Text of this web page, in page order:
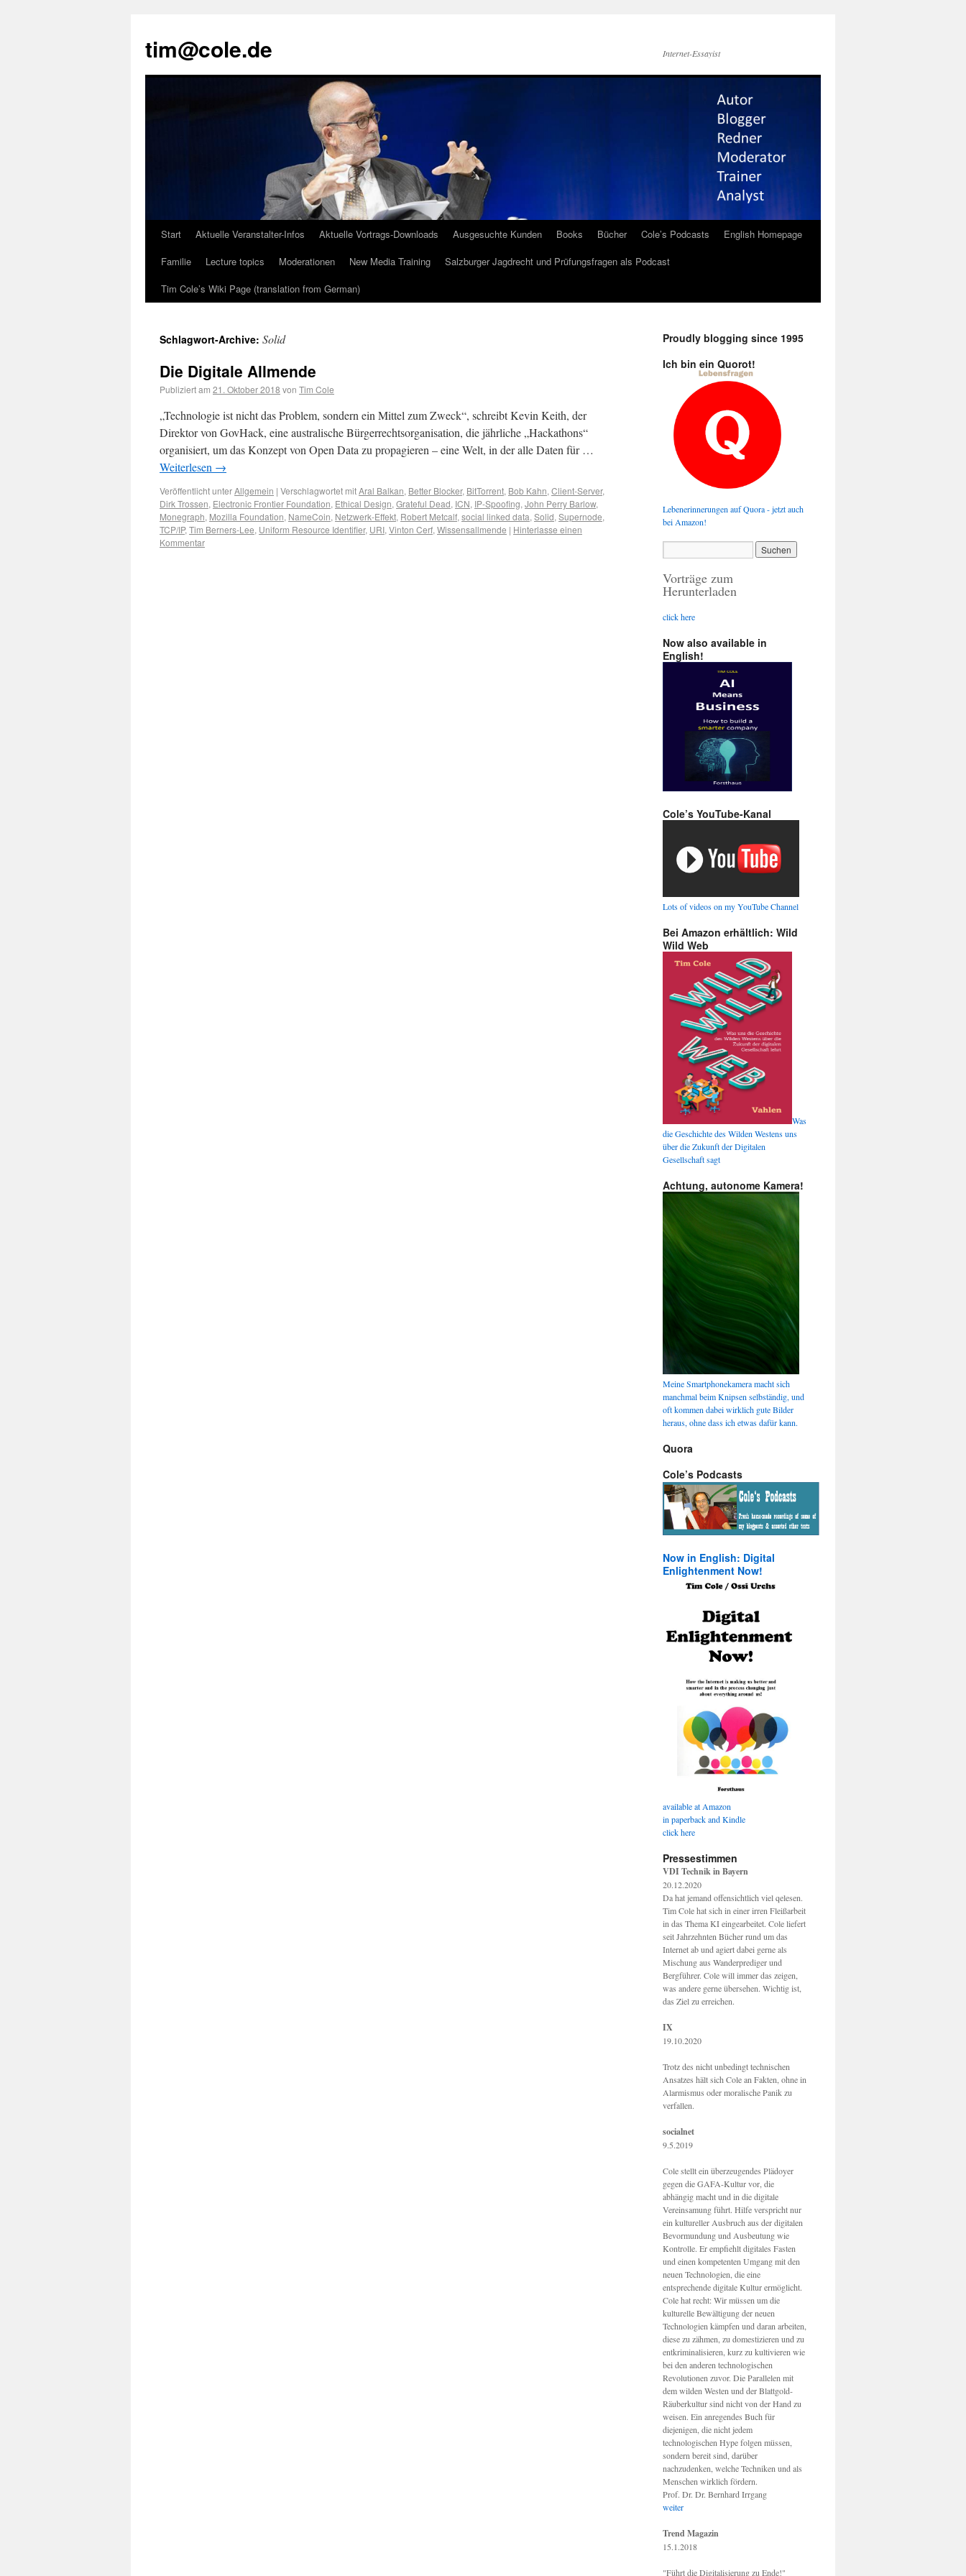
tim@cole.de Internet-Essayist
Start Aktuelle Veranstalter-Infos Aktuelle Vortrags-Downloads Ausgesuchte Kunden Books Bücher Cole’s Podcasts
English Homepage
Familie
Lecture topics Moderationen New Media Training
Salzburger Jagdrecht und Prüfungsfragen als Podcast
Tim Cole’s Wiki Page (translation from German)
Schlagwort-Archive: Solid
Die Digitale Allmende
Publiziert am 21. Oktober 2018 von Tim Cole
„Technologie ist nicht das Problem, sondern ein Mittel zum Zweck“, schreibt Kevin Keith, der
Direktor von GovHack, eine australische Bürgerrechtsorganisation, die jährliche „Hackathons“
organisiert, um das Konzept von Open Data zu propagieren – eine Welt, in der alle Daten für …
Weiterlesen →
Veröffentlicht unterAllgemein | Verschlagwortet mitAral Balkan, Better Blocker, BitTorrent, Bob Kahn, Client-Server,
Dirk Trossen, Electronic Frontier Foundation, Ethical Design, Grateful Dead, ICN, IP-Spoofing, John Perry Barlow,
Monegraph, Mozilla Foundation, NameCoin, Netzwerk-Effekt, Robert Metcalf, social linked data, Solid, Supernode,
TCP/IP, Tim Berners-Lee, Uniform Resource Identifier, URI, Vinton Cerf, Wissensallmende | Hinterlasse einen
Kommentar
Proudly blogging since 1995
Ich bin ein Quorot!
Lebenerinnerungen auf Quora - jetzt auch
bei Amazon!
Vorträge zum
Herunterladen
click here
Now also available in
English!
Cole’s YouTube-Kanal
Lots of videos on my YouTube Channel
Bei Amazon erhältlich: Wild
Wild Web
Was
die Geschichte des Wilden Westens uns
über die Zukunft der Digitalen
Gesellschaft sagt
Achtung, autonome Kamera!
Meine Smartphonekamera macht sich
manchmal beim Knipsen selbständig, und
oft kommen dabei wirklich gute Bilder
heraus, ohne dass ich etwas dafür kann.
Quora
Cole’s Podcasts
Now in English: Digital
Enlightenment Now!
available at Amazon
in paperback and Kindle
click here
Pressestimmen
VDI Technik in Bayern
20.12.2020
Da hat jemand offensichtlich viel qelesen.
Tim Cole hat sich in einer irren Fleißarbeit
in das Thema KI eingearbeitet. Cole liefert
seit Jahrzehnten Bücher rund um das
Internet ab und agiert dabei gerne als
Mischung aus Wanderprediger und
Bergführer. Cole will immer das zeigen,
was andere gerne übersehen. Wichtig ist,
das Ziel zu erreichen.
IX
19.10.2020
Trotz des nicht unbedingt technischen
Ansatzes hält sich Cole an Fakten, ohne in
Alarmismus oder moralische Panik zu
verfallen.
socialnet
9.5.2019
Cole stellt ein überzeugendes Plädoyer
gegen die GAFA-Kultur vor, die
abhängig macht und in die digitale
Vereinsamung führt. Hilfe verspricht nur
ein kultureller Ausbruch aus der digitalen
Bevormundung und Ausbeutung wie
Kontrolle. Er empfiehlt digitales Fasten
und einen kompetenten Umgang mit den
neuen Technologien, die eine
entsprechende digitale Kultur ermöglicht.
Cole hat recht: Wir müssen um die
kulturelle Bewältigung der neuen
Technologien kämpfen und daran arbeiten,
diese zu zähmen, zu domestizieren und zu
entkriminalisieren, kurz zu kultivieren wie
bei den anderen technologischen
Revolutionen zuvor. Die Parallelen mit
dem wilden Westen und der Blattgold-
Räuberkultur sind nicht von der Hand zu
weisen. Ein anregendes Buch für
diejenigen, die nicht jedem
technologischen Hype folgen müssen,
sondern bereit sind, darüber
nachzudenken, welche Techniken und als
Menschen wirklich fördern.
Prof. Dr. Dr. Bernhard Irrgang
weiter
Trend Magazin
15.1.2018
"Führt die Digitalisierung zu Ende!"